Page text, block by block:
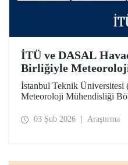
İTÜ ve DASAL
Birliğiyle
Projesi Başarıyla
İstanbul Teknik
Meteoroloji Mühendisliği
üniversite - sanayi iş birliği
03 Şub 2026 Araştırma